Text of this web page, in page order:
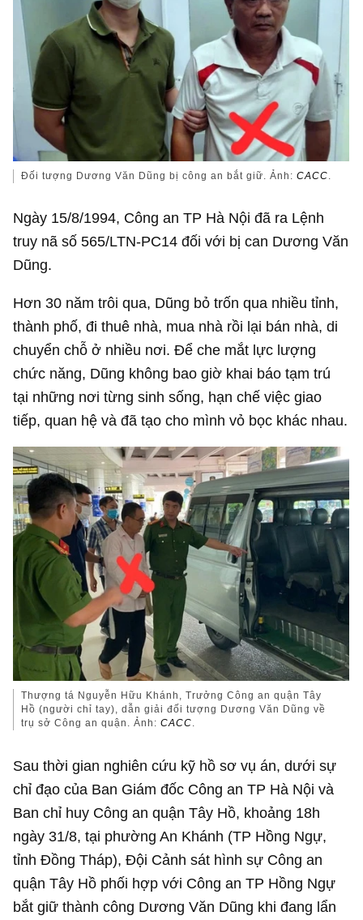
Đối tượng Dương Văn Dũng bị công an bắt giữ. Ảnh:CACC
Ngày 15/8/1994, Công an TP Hà Nội đã ra Lệnh
truy nã số 565/LTN-PC14 đối với bị can Dương Văn
Dũng.
Hơn 30 năm trôi qua, Dũng bỏ trốn qua nhiều tỉnh,
thành phố, đi thuê nhà, mua nhà rồi lại bán nhà, di
chuyển chỗ ở nhiều nơi. Để che mắt lực lượng
chức năng, Dũng không bao giờ khai báo tạm trú
tại những nơi từng sinh sống, hạn chế việc giao
tiếp, quan hệ và đã tạo cho mình vỏ bọc khác nhau.
Thượng tá Nguyễn Hữu Khánh, Trưởng Công an quận Tây
Hồ (người chỉ tay), dẫn giải đối tượng Dương Văn Dũng về
trụ sở Công an quận. Ảnh:CACC.
Sau thời gian nghiên cứu kỹ hồ sơ vụ án, dưới sự
chỉ đạo của Ban Giám đốc Công an TP Hà Nội và
Ban chỉ huy Công an quận Tây Hồ, khoảng 18h
ngày 31/8, tại phường An Khánh (TP Hồng Ngự,
tỉnh Đồng Tháp), Đội Cảnh sát hình sự Công an
quận Tây Hồ phối hợp với Công an TP Hồng Ngự
bắt giữ thành công Dương Văn Dũng khi đang lẩn